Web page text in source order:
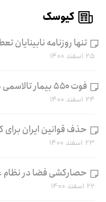
کیوسک
تنها روزنامه نابینایان
۲۵ اسفند ۱۴۰۰
فوت ۵۵۰ بیمار تالاسمی در سه سال اخیر
۲۴ اسفند ۱۴۰۰
حذف قوانین ایران
۲۳ اسفند ۱۴۰۰
حصارکشی فضا در نظام
۲۲ اسفند ۱۴۰۰